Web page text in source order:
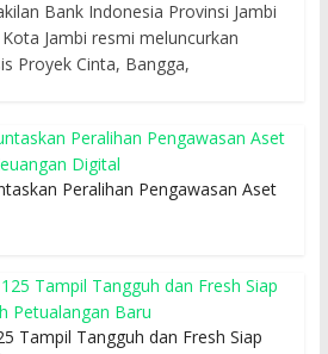
Bank Indonesia Provinsi Jambi
Jambi resmi meluncurkan
Proyek Cinta, Bangga,
Peralihan Pengawasan Aset
Tampil Tangguh dan Fresh Siap